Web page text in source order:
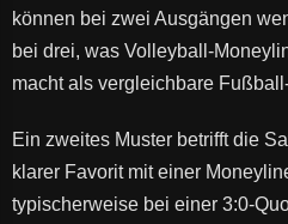
können bei zwei Ausgängen
bei drei, was Volleyball-
macht als vergleichbare
Ein zweites Muster betrifft die
klarer Favorit mit einer
typischerweise bei einer 3:0-